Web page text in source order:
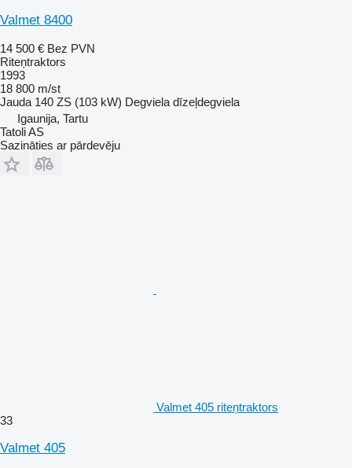
Valmet 8400
14 500 € Bez PVN
Riteņtraktors
1993
18 800 m/st
Jauda 140 ZS (103 kW) Degviela dīzeļdegviela
Igaunija, Tartu
Tatoli AS
Sazināties ar pārdevēju
Valmet 405 riteņtraktors
33
Valmet 405